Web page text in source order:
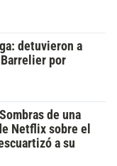
detuvieron a
por
de una
Netflix sobre el
a su